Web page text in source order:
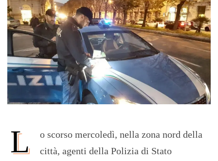
L
o scorso mercoledì, nella zona nord della
città, agenti della Polizia di Stato